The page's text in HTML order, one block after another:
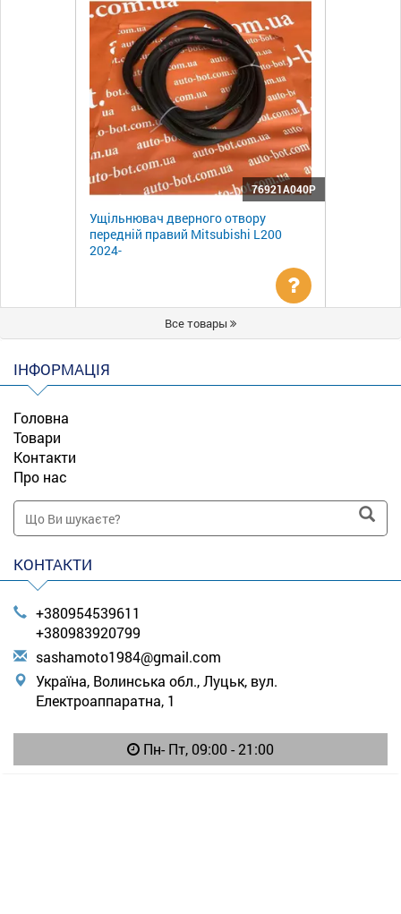
76921A040P
Ущільнювач дверного отвору
передній правий Mitsubishi L200
2024-
Уточнити
ціну
Все товары
ІНФОРМАЦІЯ
Головна
Товари
Контакти
Про нас
КОНТАКТИ
+380954539611
+380983920799
sashamoto1984@gmail.com
Україна, Волинська обл., Луцьк, вул.
Електроаппаратна, 1
Пн- Пт, 09:00 - 21:00